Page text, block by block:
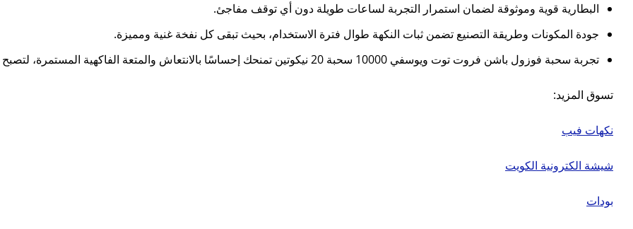
البطارية قوية وموثوقة لضمان استمرار التجربة لساعات طويلة دون أي توقف مفاجئ.
جودة المكونات وطريقة التصنيع تضمن ثبات النكهة طوال فترة الاستخدام، بحيث تبقى كل نفخة غنية ومميزة.
تجربة سحبة فوزول باشن فروت توت ويوسفي 10000 سحبة 20 نيكوتين تمنحك إحساسًا بالانتعاش والمتعة الفاكهية المستمرة، لتصبح خيارك المثالي لعشاق النكهات الاستوائية.
تسوق المزيد:
نكهات فيب
شيشة الكترونية الكويت
بودات